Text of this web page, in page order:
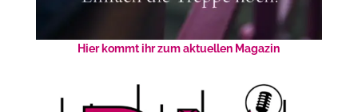
Hier kommt ihr zum aktuellen Magazin